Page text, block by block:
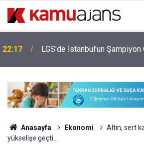
22:17 LGS'de İstanbul'un Şampiyon
Anasayfa Ekonomi
Altın, sert
yükselişe geçti…